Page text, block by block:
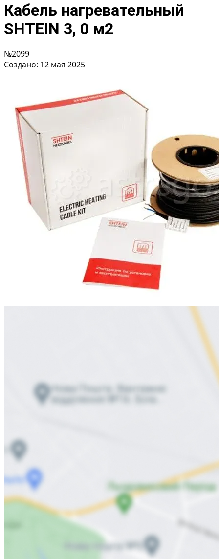
Кабель нагревательный
SHTEIN 3, 0 м2
№2099
Создано: 12 мая 2025